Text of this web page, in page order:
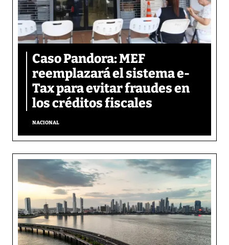
Caso Pandora: MEF
reemplazará el sistema e-
Tax para evitar fraudes en
los créditos fiscales
NACIONAL